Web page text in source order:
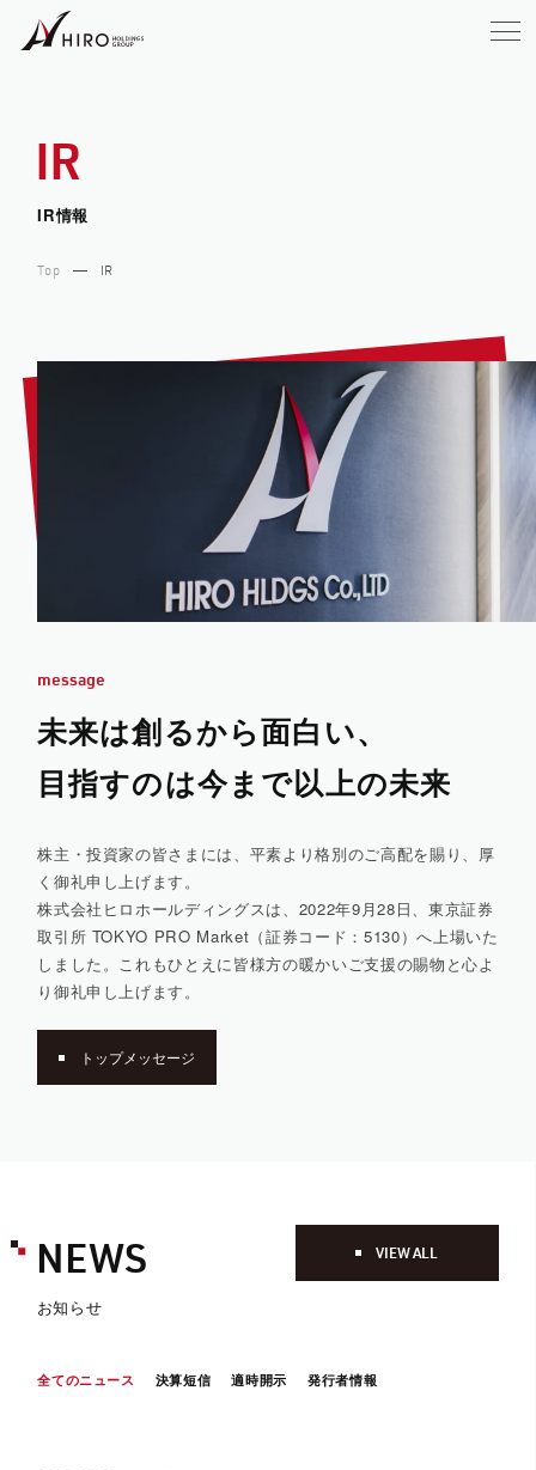
IR
IR情報
Top IR
message
未来は創るから面白い、
目指すのは今まで以上の未来
株主・投資家の皆さまには、平素より格別のご高配を賜り、厚
く御礼申し上げます。
株式会社ヒロホールディングスは、2022年9月28日、東京証券
取引所 TOKYO PRO Market（証券コード：5130）へ上場いた
しました。これもひとえに皆様方の暖かいご支援の賜物と心よ
り御礼申し上げます。
トップメッセージ
NEWS
お知らせ
全てのニュース 決算短信 適時開示 発行者情報
VIEW ALL